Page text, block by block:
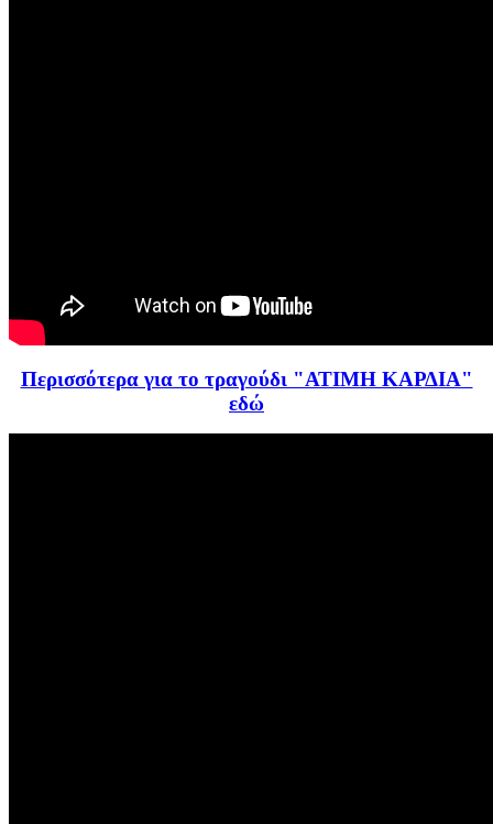
Περισσότερα για το τραγούδι "ΑΤΙΜΗ ΚΑΡΔΙΑ"
εδώ